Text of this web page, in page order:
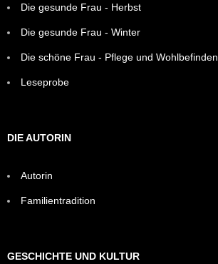
Die gesunde Frau - Herbst
Die gesunde Frau - Winter
Die schöne Frau - Pflege und Wohlbefinden
Leseprobe
DIE AUTORIN
Autorin
Familientradition
GESCHICHTE UND KULTUR